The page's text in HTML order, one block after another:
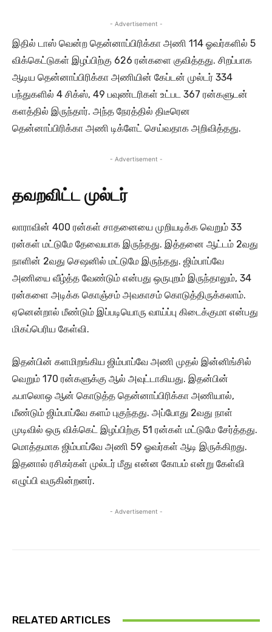
- Advertisement -
இதில் டாஸ் வென்ற தென்னாப்பிரிக்கா அணி 114 ஓவர்களில் 5
விக்கெட்டுகள் இழப்பிற்கு 626 ரன்களை குவித்தது. சிறப்பாக
ஆடிய தென்னாப்பிரிக்கா அணியின் கேப்டன் முல்டர் 334
பந்துகளில் 4 சிக்ஸ், 49 பவுண்டரிகள் உட்பட 367 ரன்களுடன்
களத்தில் இருந்தார். அந்த நேரத்தில் திடீரென
தென்னாப்பிரிக்கா அணி டிக்ளேட் செய்வதாக அறிவித்தது.
- Advertisement -
தவறவிட்ட முல்டர்
லாராவின் 400 ரன்கள் சாதனையை முறியடிக்க வெறும் 33
ரன்கள் மட்டுமே தேவையாக இருந்தது. இத்தனை ஆட்டம் 2வது
நாளின் 2வது செஷனில் மட்டுமே இருந்தது. ஜிம்பாப்வே
அணியை வீழ்த்த வேண்டும் என்பது ஒருபுறம் இருந்தாலும், 34
ரன்களை அடிக்க கொஞ்சம் அவகாசம் கொடுத்திருக்கலாம்.
ஏனென்றால் மீண்டும் இப்படியொரு வாய்ப்பு கிடைக்குமா என்பது
மிகப்பெரிய கேள்வி.
இதன்பின் களமிறங்கிய ஜிம்பாப்வே அணி முதல் இன்னிங்சில்
வெறும் 170 ரன்களுக்கு ஆல் அவுட்டாகியது. இதன்பின்
ஃபாலொஒ ஆன் கொடுத்த தென்னாப்பிரிக்கா அணியால்,
மீண்டும் ஜிம்பாப்வே களம் புகுந்தது. அப்போது 2வது நாள்
முடிவில் ஒரு விக்கெட் இழப்பிற்கு 51 ரன்கள் மட்டுமே சேர்த்தது.
மொத்தமாக ஜிம்பாப்வே அணி 59 ஓவர்கள் ஆடி இருக்கிறது.
இதனால் ரசிகர்கள் முல்டர் மீது என்ன கோபம் என்று கேள்வி
எழுப்பி வருகின்றனர்.
- Advertisement -
RELATED ARTICLES